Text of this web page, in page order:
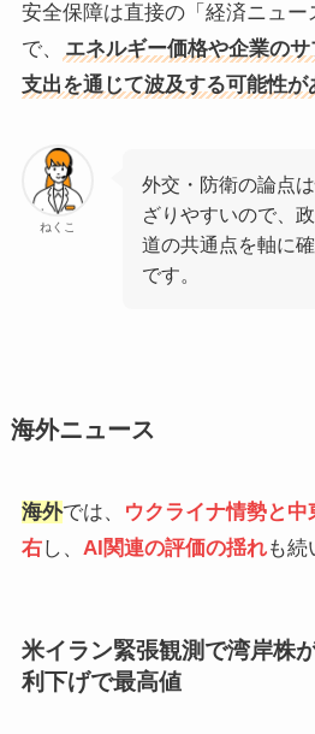
安全保障は直接の「経済ニュ
で、
エネルギー価格や企業の
支出を通じて波及する可能性が
ねくこ
外交・防衛の論点
ざりやすいので、
道の共通点を軸に
です。
海外ニュース
海外では、
ウクライナ情勢と
右し、 AI関連の評価の揺れも続
米イラン緊張観測で湾岸株
利下げで最高値